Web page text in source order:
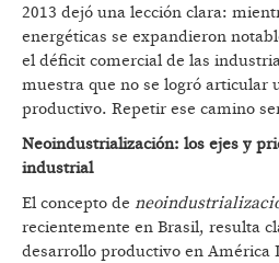
2013 dejó una lección clara:
energéticas se expandieron
el déficit comercial de las
muestra que no se logró articular
productivo. Repetir ese camino
Neoindustrialización: los ejes y
industrial
El concepto de
recientemente en Brasil, resulta
desarrollo productivo en América